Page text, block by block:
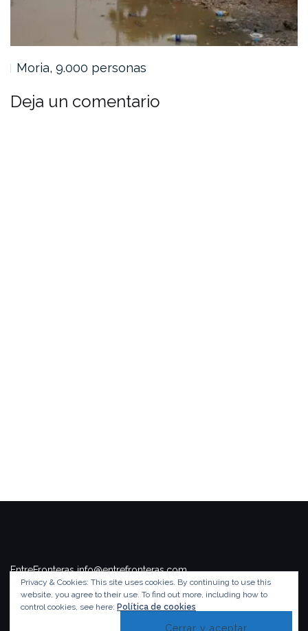
Moria, 9.000 personas
Deja un comentario
EntreFronteras info@entrefronteras.com
Tema deColorlib . Funciona conWordPress.
Privacy & Cookies: This site uses cookies. By continuing to use this
website, you agree to their use. To find out more, including how to
control cookies, see here: Política de cookies